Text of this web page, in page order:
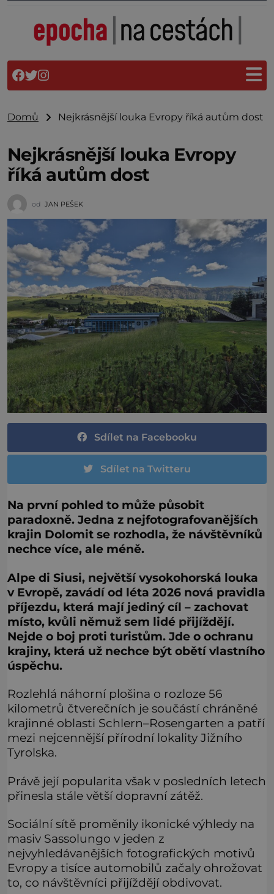
Domů Nejkrásnější louka Evropy říká autům dost
Nejkrásnější louka Evropy
říká autům dost
od JAN PEŠEK
Sdílet na Facebooku
Sdílet na Twitteru
Na první pohled to může působit
paradoxně. Jedna z nejfotografovanějších
krajin Dolomit se rozhodla, že návštěvníků
nechce více, ale méně.
Alpe di Siusi, největší vysokohorská louka
v Evropě, zavádí od léta 2026 nová pravidla
příjezdu, která mají jediný cíl – zachovat
místo, kvůli němuž sem lidé přijíždějí.
Nejde o boj proti turistům. Jde o ochranu
krajiny, která už nechce být obětí vlastního
úspěchu.
Rozlehlá náhorní plošina o rozloze 56
kilometrů čtverečních je součástí chráněné
krajinné oblasti Schlern–Rosengarten a patří
mezi nejcennější přírodní lokality Jižního
Tyrolska.
Právě její popularita však v posledních letech
přinesla stále větší dopravní zátěž.
Sociální sítě proměnily ikonické výhledy na
masiv Sassolungo v jeden z
nejvyhledávanějších fotografických motivů
Evropy a tisíce automobilů začaly ohrožovat
to, co návštěvníci přijíždějí obdivovat.